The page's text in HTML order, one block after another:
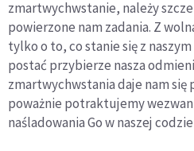
zmartwychwstanie, należy
powierzone nam zadania. Z
tylko o to, co stanie się z
postać przybierze nasza
zmartwychwstania daje nam się
poważnie potraktujemy
naśladowania Go w naszej